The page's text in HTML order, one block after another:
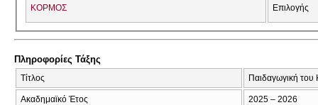
ΚΟΡΜΟΣ Επιλογής
Πληροφορίες Τάξης
Τίτλος Παιδαγωγική του
Ακαδημαϊκό Έτος 2025 – 2026